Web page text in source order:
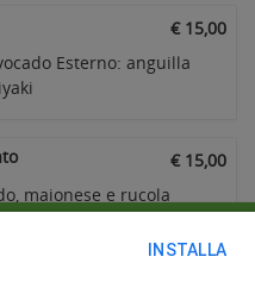
€ 15,00
Esterno: anguilla
€ 15,00
maionese e rucola
e succo di lime
INSTALLA